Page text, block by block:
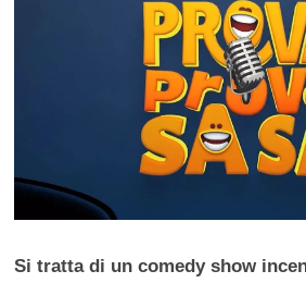
Si tratta di un comedy show